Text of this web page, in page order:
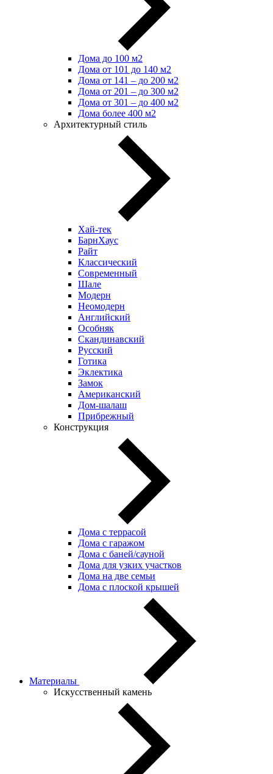
Дома до 100 м2
Дома от 101 до 140 м2
Дома от 141 – до 200 м2
Дома от 201 – до 300 м2
Дома от 301 – до 400 м2
Дома более 400 м2
Архитектурный стиль
Хай-тек
БарнХаус
Райт
Классический
Современный
Шале
Модерн
Неомодерн
Английский
Особняк
Скандинавский
Русский
Готика
Эклектика
Замок
Американский
Дом-шалаш
Прибрежный
Конструкция
Дома с террасой
Дома с гаражом
Дома с баней/сауной
Дома для узких участков
Дома на две семьи
Дома с плоской крышей
Материалы
Искусственный камень